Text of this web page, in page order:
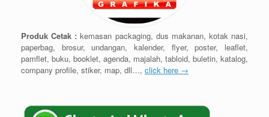
Produk Cetak : kemasan packaging, dus makanan, kotak nasi,
paperbag, brosur, undangan, kalender, flyer, poster, leaflet,
pamflet, buku, booklet, agenda, majalah, tabloid, buletin, katalog,
company profile, stiker, map, dll…, click here →